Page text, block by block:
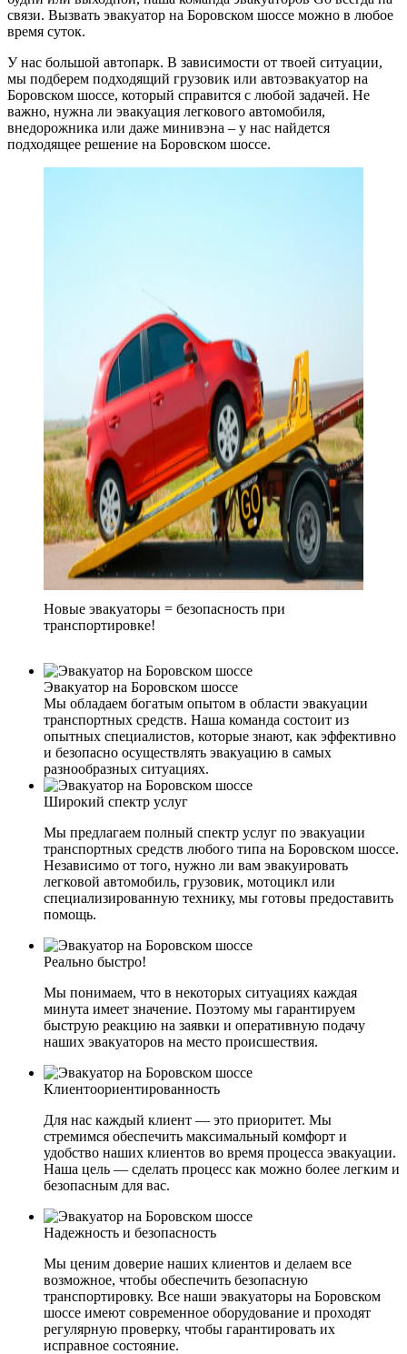
связи. Вызвать эвакуатор на Боровском шоссе можно в любое
время суток.
У нас большой автопарк. В зависимости от твоей ситуации,
мы подберем подходящий грузовик или автоэвакуатор на
Боровском шоссе, который справится с любой задачей. Не
важно, нужна ли эвакуация легкового автомобиля,
внедорожника или даже минивэна – у нас найдется
подходящее решение на Боровском шоссе.
Новые эвакуаторы = безопасность при
транспортировке!
Эвакуатор на Боровском шоссе
Мы обладаем богатым опытом в области эвакуации
транспортных средств. Наша команда состоит из
опытных специалистов, которые знают, как эффективно
и безопасно осуществлять эвакуацию в самых
разнообразных ситуациях.
Широкий спектр услуг
Мы предлагаем полный спектр услуг по эвакуации
транспортных средств любого типа на Боровском шоссе.
Независимо от того, нужно ли вам эвакуировать
легковой автомобиль, грузовик, мотоцикл или
специализированную технику, мы готовы предоставить
помощь.
Реально быстро!
Мы понимаем, что в некоторых ситуациях каждая
минута имеет значение. Поэтому мы гарантируем
быструю реакцию на заявки и оперативную подачу
наших эвакуаторов на место происшествия.
Клиентоориентированность
Для нас каждый клиент — это приоритет. Мы
стремимся обеспечить максимальный комфорт и
удобство наших клиентов во время процесса эвакуации.
Наша цель — сделать процесс как можно более легким и
безопасным для вас.
Надежность и безопасность
Мы ценим доверие наших клиентов и делаем все
возможное, чтобы обеспечить безопасную
транспортировку. Все наши эвакуаторы на Боровском
шоссе имеют современное оборудование и проходят
регулярную проверку, чтобы гарантировать их
исправное состояние.